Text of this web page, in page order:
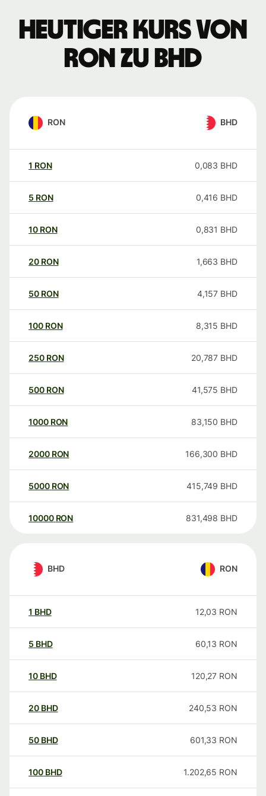
Heutiger Kurs von
RON zu BHD
RON BHD
1 RON 0,083 BHD
5 RON 0,416 BHD
10 RON 0,831 BHD
20 RON 1,663 BHD
50 RON 4,157 BHD
100 RON 8,315 BHD
250 RON 20,787 BHD
500 RON 41,575 BHD
1000 RON 83,150 BHD
2000 RON 166,300 BHD
5000 RON 415,749 BHD
10000 RON 831,498 BHD
BHD RON
1 BHD 12,03 RON
5 BHD 60,13 RON
10 BHD 120,27 RON
20 BHD 240,53 RON
50 BHD 601,33 RON
100 BHD 1.202,65 RON